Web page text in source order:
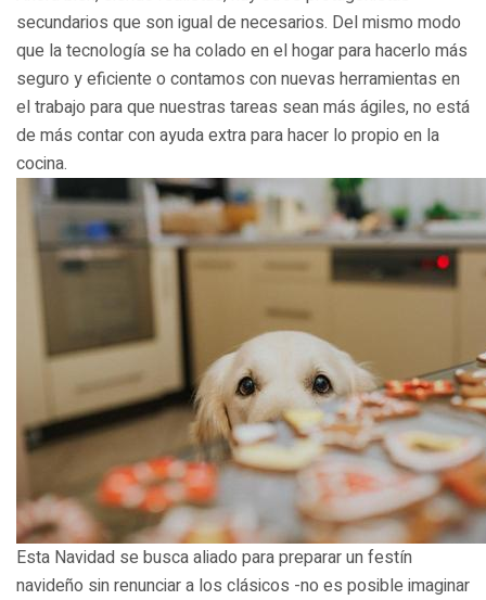
secundarios que son igual de necesarios. Del mismo modo
que la tecnología se ha colado en el hogar para hacerlo más
seguro y eficiente o contamos con nuevas herramientas en
el trabajo para que nuestras tareas sean más ágiles, no está
de más contar con ayuda extra para hacer lo propio en la
cocina.
Esta Navidad se busca aliado para preparar un festín
navideño sin renunciar a los clásicos -no es posible imaginar